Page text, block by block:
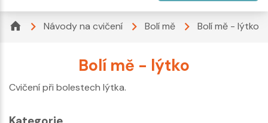
Návody na cvičení Bolí mě Bolí mě - lýtko
Bolí mě - lýtko
Cvičení při bolestech lýtka.